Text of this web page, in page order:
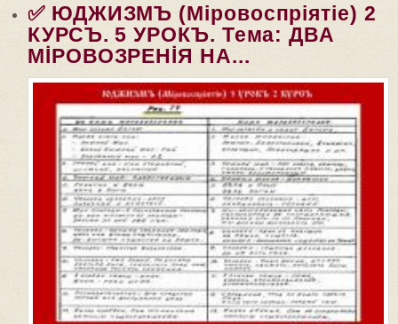
✅ ЮДЖИЗМЪ (Мiровоспрiятiе) 2
КУРСЪ. 5 УРОКЪ. Тема: ДВА
МİРОВОЗРЕНİЯ НА...